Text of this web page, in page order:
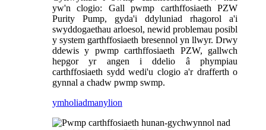
yw'n clogio: Gall pwmp carthffosiaeth PZW
Purity Pump, gyda'i ddyluniad rhagorol a'i
swyddogaethau arloesol, newid problemau posibl
y system garthffosiaeth bresennol yn llwyr. Drwy
ddewis y pwmp carthffosiaeth PZW, gallwch
hepgor yr angen i ddelio â phympiau
carthffosiaeth sydd wedi'u clogio a'r drafferth o
gynnal a chadw pwmp swmp.
ymholiadmanylion